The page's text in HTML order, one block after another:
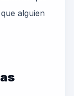
alguien